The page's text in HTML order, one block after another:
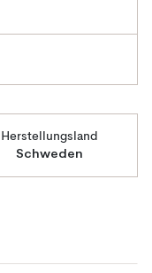
Herstellungsland
Schweden